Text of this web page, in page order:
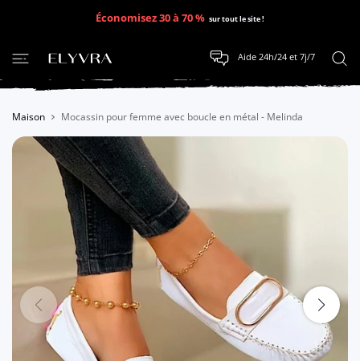
Économisez 30 à 70 % sur tout le site !
Aide 24h/24 et 7j/7
Maison Mocassin pour femme avec boucle en métal - Melinda